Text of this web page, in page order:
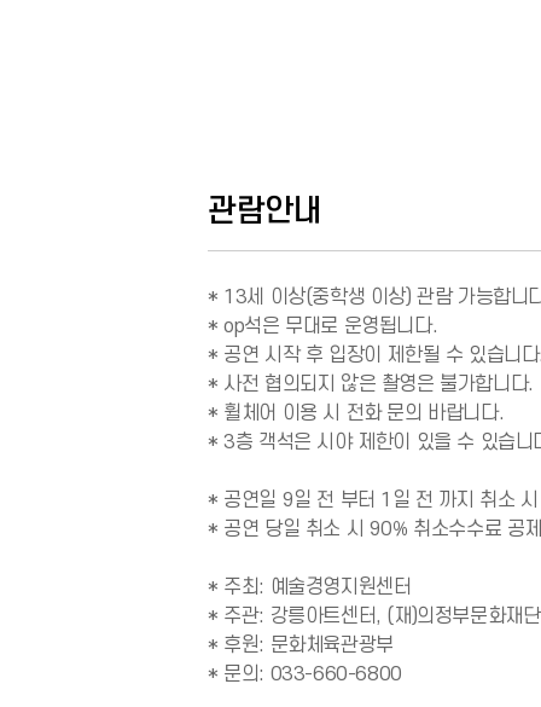
관람안내
* 13세 이상(중학생 이상) 관람 가능합니
* op석은 무대로 운영됩니다.
* 공연 시작 후 입장이 제한될 수 있습니
* 사전 협의되지 않은 촬영은 불가합니다.
* 휠체어 이용 시 전화 문의 바랍니다.
* 3층 객석은 시야 제한이 있을 수 있습
* 공연일 9일 전 부터 1일 전 까지 취소
* 공연 당일 취소 시 90％ 취소수수료 공
* 주최: 예술경영지원센터
* 주관: 강릉아트센터, (재)의정부문화재
* 후원: 문화체육관광부
* 문의: 033-660-6800